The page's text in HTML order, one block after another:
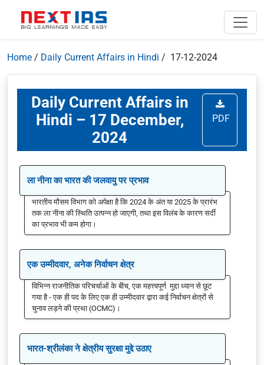
Home / Daily Current Affairs in Hindi / 17-12-2024
Daily Current Affairs in
Hindi – 17 December,
2024
PDF
ला नीना का भारत की जलवायु पर प्रभाव
भारतीय मौसम विभाग को अपेक्षा है कि 2024 के अंत या 2025 के प्रारंभ
तक ला नीना की स्थिति उत्पन्न हो जाएगी, तथा इस विलंब के कारण सर्दी
का प्रभाव भी कम होगा।
एक उम्मीदवार, अनेक निर्वाचन क्षेत्र
विभिन्न राजनीतिक परिचर्चाओं के बीच, एक महत्त्वपूर्ण मुद्दा ध्यान से छूट
गया है - एक ही पद के लिए एक ही उम्मीदवार द्वारा कई निर्वाचन क्षेत्रों से
चुनाव लड़ने की प्रथा (OCMC)।
भारत-श्रीलंका ने क्षेत्रीय सुरक्षा मुद्दे उठाए